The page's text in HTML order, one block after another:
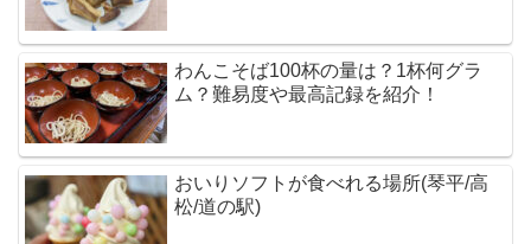
わんこそば100杯の量は？1杯何グラ
ム？難易度や最高記録を紹介！
おいりソフトが食べれる場所(琴平/高
松/道の駅)